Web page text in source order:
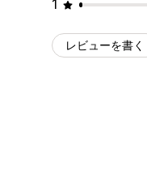
1
レビューを書く